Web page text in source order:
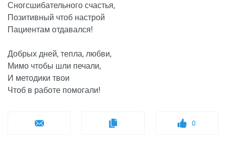
Сногсшибательного счастья,
Позитивный чтоб настрой
Пациентам отдавался!
Добрых дней, тепла, любви,
Мимо чтобы шли печали,
И методики твои
Чтоб в работе помогали!
0